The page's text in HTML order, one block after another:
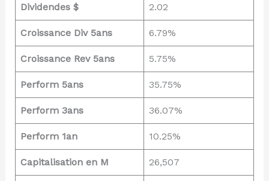
Dividendes $ 2.02
Croissance Div 5ans 6.79%
Croissance Rev 5ans 5.75%
Perform 5ans 35.75%
Perform 3ans 36.07%
Perform 1an 10.25%
Capitalisation en M 26,507